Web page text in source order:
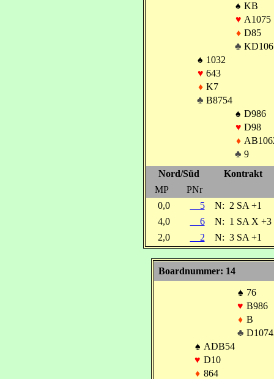
♠ KB
♥ A1075
♦ D85
♣ KD106
♠ 1032
♥ 643
♦ K7
♣ B8754
♠ D986
♥ D98
♦
♣ 9
Nord/Süd
Kontrakt
MP
PNr
0,0
5 N: 2 SA +1
4,0
6 N: 1 SA X +3
2,0
2 N: 3 SA +1
Boardnummer: 14
♠ 76
♥ B986
♦ B
♣
♠ ADB54
♥ D10
♦ 864